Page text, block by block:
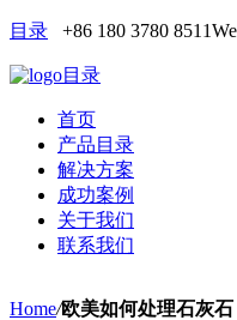
目录 +86 180 3780 8511
目录
首页
产品目录
解决方案
成功案例
关于我们
联系我们
Home/欧美如何处理石灰石